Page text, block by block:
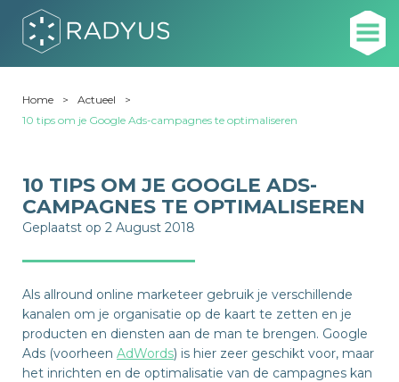
Home
Actueel
10 tips om je Google Ads-campagnes te optimaliseren
10 TIPS OM JE GOOGLE ADS-
CAMPAGNES TE OPTIMALISEREN
Geplaatst op 2 August 2018
Als allround online marketeer gebruik je verschillende
kanalen om je organisatie op de kaart te zetten en je
producten en diensten aan de man te brengen. Google
Ads (voorheen AdWords) is hier zeer geschikt voor, maar
het inrichten en de optimalisatie van de campagnes kan